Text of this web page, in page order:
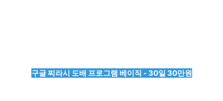
구글 찌라시 도배 프로그램 베이직 - 30일 30만원